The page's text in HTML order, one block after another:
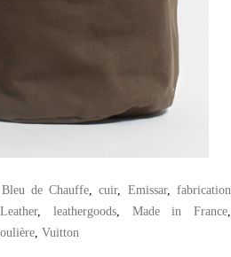
Bleu de Chauffe,cuir, Emissar,fabrication
Leather, leathergoods, Made in France,
, Vuitton